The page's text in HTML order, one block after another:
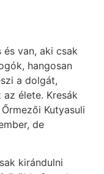
és van, aki csak
hangosan
a dolgát,
élete. Kresák
Kutyasuli
de
kirándulni